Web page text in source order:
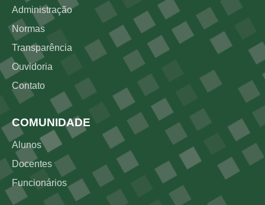
Administração
Normas
Transparência
Ouvidoria
Contato
COMUNIDADE
Alunos
Docentes
Funcionários